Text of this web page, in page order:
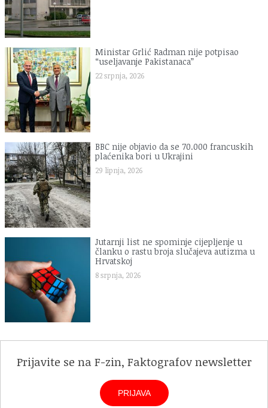
Ministar Grlić Radman nije potpisao
“useljavanje Pakistanaca”
22 srpnja, 2026
BBC nije objavio da se 70.000 francuskih
plaćenika bori u Ukrajini
29 lipnja, 2026
Jutarnji list ne spominje cijepljenje u
članku o rastu broja slučajeva autizma u
Hrvatskoj
8 srpnja, 2026
Prijavite se na F-zin, Faktografov newsletter
PRIJAVA